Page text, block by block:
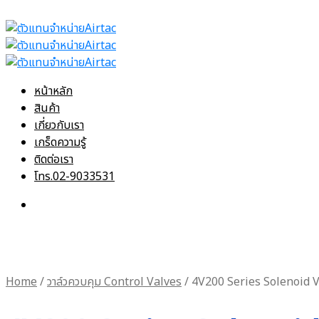
หน้าหลัก
สินค้า
เกี่ยวกับเรา
เกร็ดความรู้
ติดต่อเรา
โทร.02-9033531
Home/วาล์วควบคุม Control Valves/ 4V200 Series Solenoid